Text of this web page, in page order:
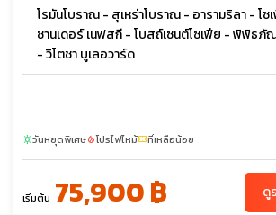
โรมันโบราณ - สุเหร่าโบราณ - อารามริลา - โซ
ซานเดอร์ เนฟสกี - โบสถ์เซนต์โซเฟีย - พิพิธภั
- วิโตชา บูเลอวาร์ด
sunnyวันหยุดพิเศษlocal_fire_departmentโปรไฟไหม้confirmation_numberที่เหลือน้อย
เริ่มต้น 75,900 ฿ ดู